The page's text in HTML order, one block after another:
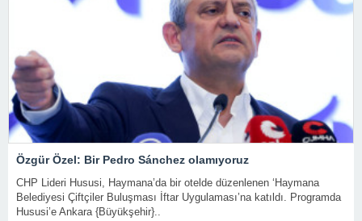
Özgür Özel: Bir Pedro Sánchez olamıyoruz
CHP Lideri Hususi, Haymana’da bir otelde düzenlenen ‘Haymana
Belediyesi Çiftçiler Buluşması İftar Uygulaması’na katıldı. Programda
Hususi’e Ankara {Büyükşehir}..